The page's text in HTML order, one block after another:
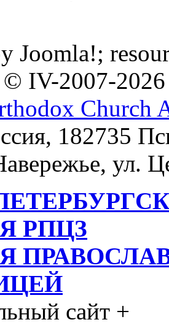
Joomla!;
IV-2007-2026
Church
182735
ул.
РПЦЗ
сайт +